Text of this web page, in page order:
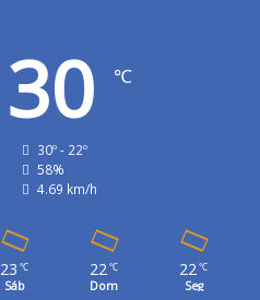
30 ℃
30º - 22º
58%
4.69 km/h
23 ℃
Sáb
22℃
Dom
22℃
Seg